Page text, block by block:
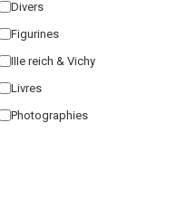
Divers
Figurines
IIIe reich & Vichy
Livres
Photographies